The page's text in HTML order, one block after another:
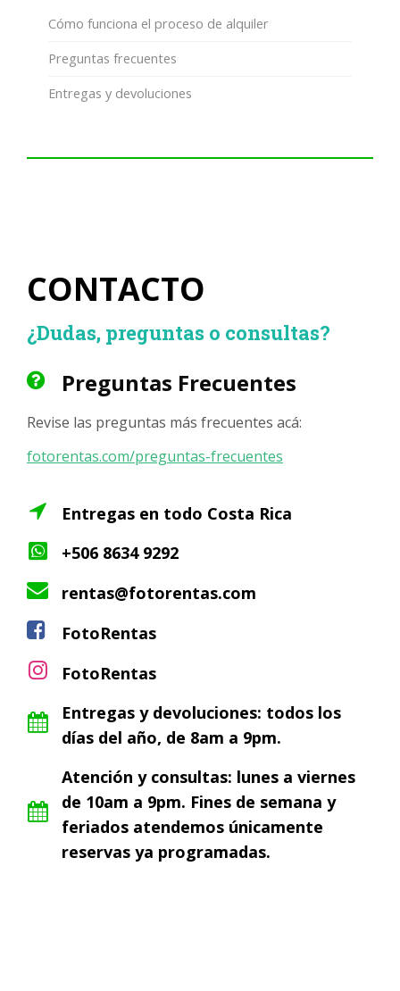
Cómo funciona el proceso de alquiler
Preguntas frecuentes
Entregas y devoluciones
CONTACTO
¿Dudas, preguntas o consultas?
Preguntas Frecuentes
Revise las preguntas más frecuentes acá:
fotorentas.com/preguntas-frecuentes
Entregas en todo Costa Rica
+506 8634 9292
rentas@fotorentas.com
FotoRentas
FotoRentas
Entregas y devoluciones: todos los
días del año, de 8am a 9pm.
Atención y consultas: lunes a viernes
de 10am a 9pm. Fines de semana y
feriados atendemos únicamente
reservas ya programadas.